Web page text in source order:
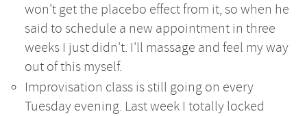
won't get the placebo effect from it, so when he
said to schedule a new appointment in three
weeks I just didn't. I'll massage and feel my way
out of this myself.
Improvisation class is still going on every
Tuesday evening. Last week I totally locked